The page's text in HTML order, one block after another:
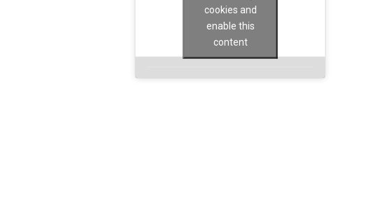
cookies and
enable this
content